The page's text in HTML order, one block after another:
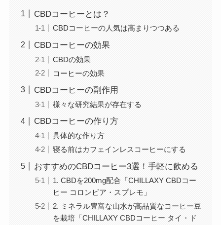
CBDコーヒーとは？
CBDコーヒーの人気は高まりつつある
CBDコーヒーの効果
CBDの効果
コーヒーの効果
CBDコーヒーの副作用
様々な研究結果が存在する
CBDコーヒーの作り方
具体的な作り方
寝る前はカフェインレスコーヒーにする
おすすめのCBDコーヒー3選！手軽に飲める
1. CBDを200mg配合「CHILLAXY CBDコー
ヒー コロンビア・スプレモ」
2. ミネラル豊富な山水が高品質なコーヒー豆
を栽培「CHILLAXY CBDコーヒー タイ・ド